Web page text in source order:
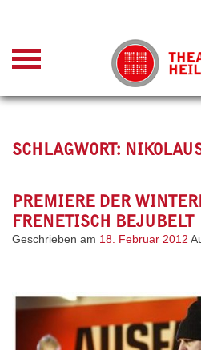
content
SCHLAGWORT:
PREMIERE DER
FRENETISCH BEJUBELT
Geschrieben am 18. Februar 2012